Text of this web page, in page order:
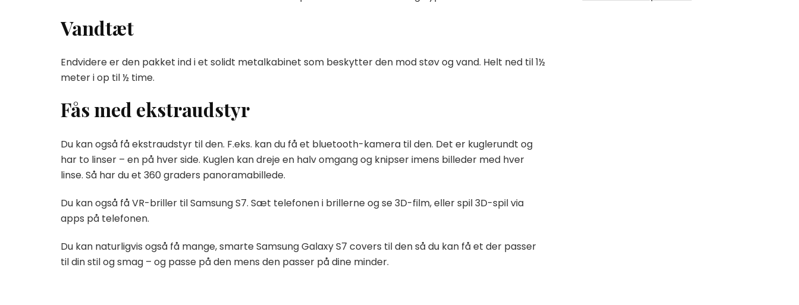
Vandtæt
Endvidere er den pakket ind i et solidt metalkabinet som beskytter den mod støv og vand. Helt ned til 1½
meter i op til ½ time.
Fås med ekstraudstyr
Du kan også få ekstraudstyr til den. F.eks. kan du få et bluetooth-kamera til den. Det er kuglerundt og
har to linser – en på hver side. Kuglen kan dreje en halv omgang og knipser imens billeder med hver
linse. Så har du et 360 graders panoramabillede.
Du kan også få VR-briller til Samsung S7. Sæt telefonen i brillerne og se 3D-film, eller spil 3D-spil via
apps på telefonen.
Du kan naturligvis også få mange, smarte Samsung Galaxy S7 covers til den så du kan få et der passer
til din stil og smag – og passe på den mens den passer på dine minder.